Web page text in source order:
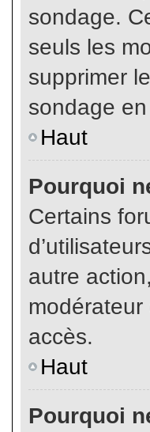
sondage.
seuls les
supprimer
sondage
Haut
Pourquoi
Certains
autre
accès.
Haut
Pourquoi